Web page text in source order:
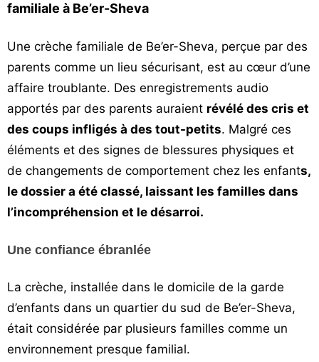
Vos
chroniques
Les
bonnes
adresses
familiale à Be’er-Sheva
Une crèche familiale de Be’er-Sheva, perçue par des
parents comme un lieu sécurisant, est au cœur d’une
affaire troublante. Des enregistrements audio
apportés par des parents auraient révélé des cris et
des coups infligés à des tout-petits. Malgré ces
éléments et des signes de blessures physiques et
de changements de comportement chez les enfants,
le dossier a été classé, laissant les familles dans
l’incompréhension et le désarroi.
Une confiance ébranlée
La crèche, installée dans le domicile de la garde
d’enfants dans un quartier du sud de Be’er-Sheva,
était considérée par plusieurs familles comme un
environnement presque familial.